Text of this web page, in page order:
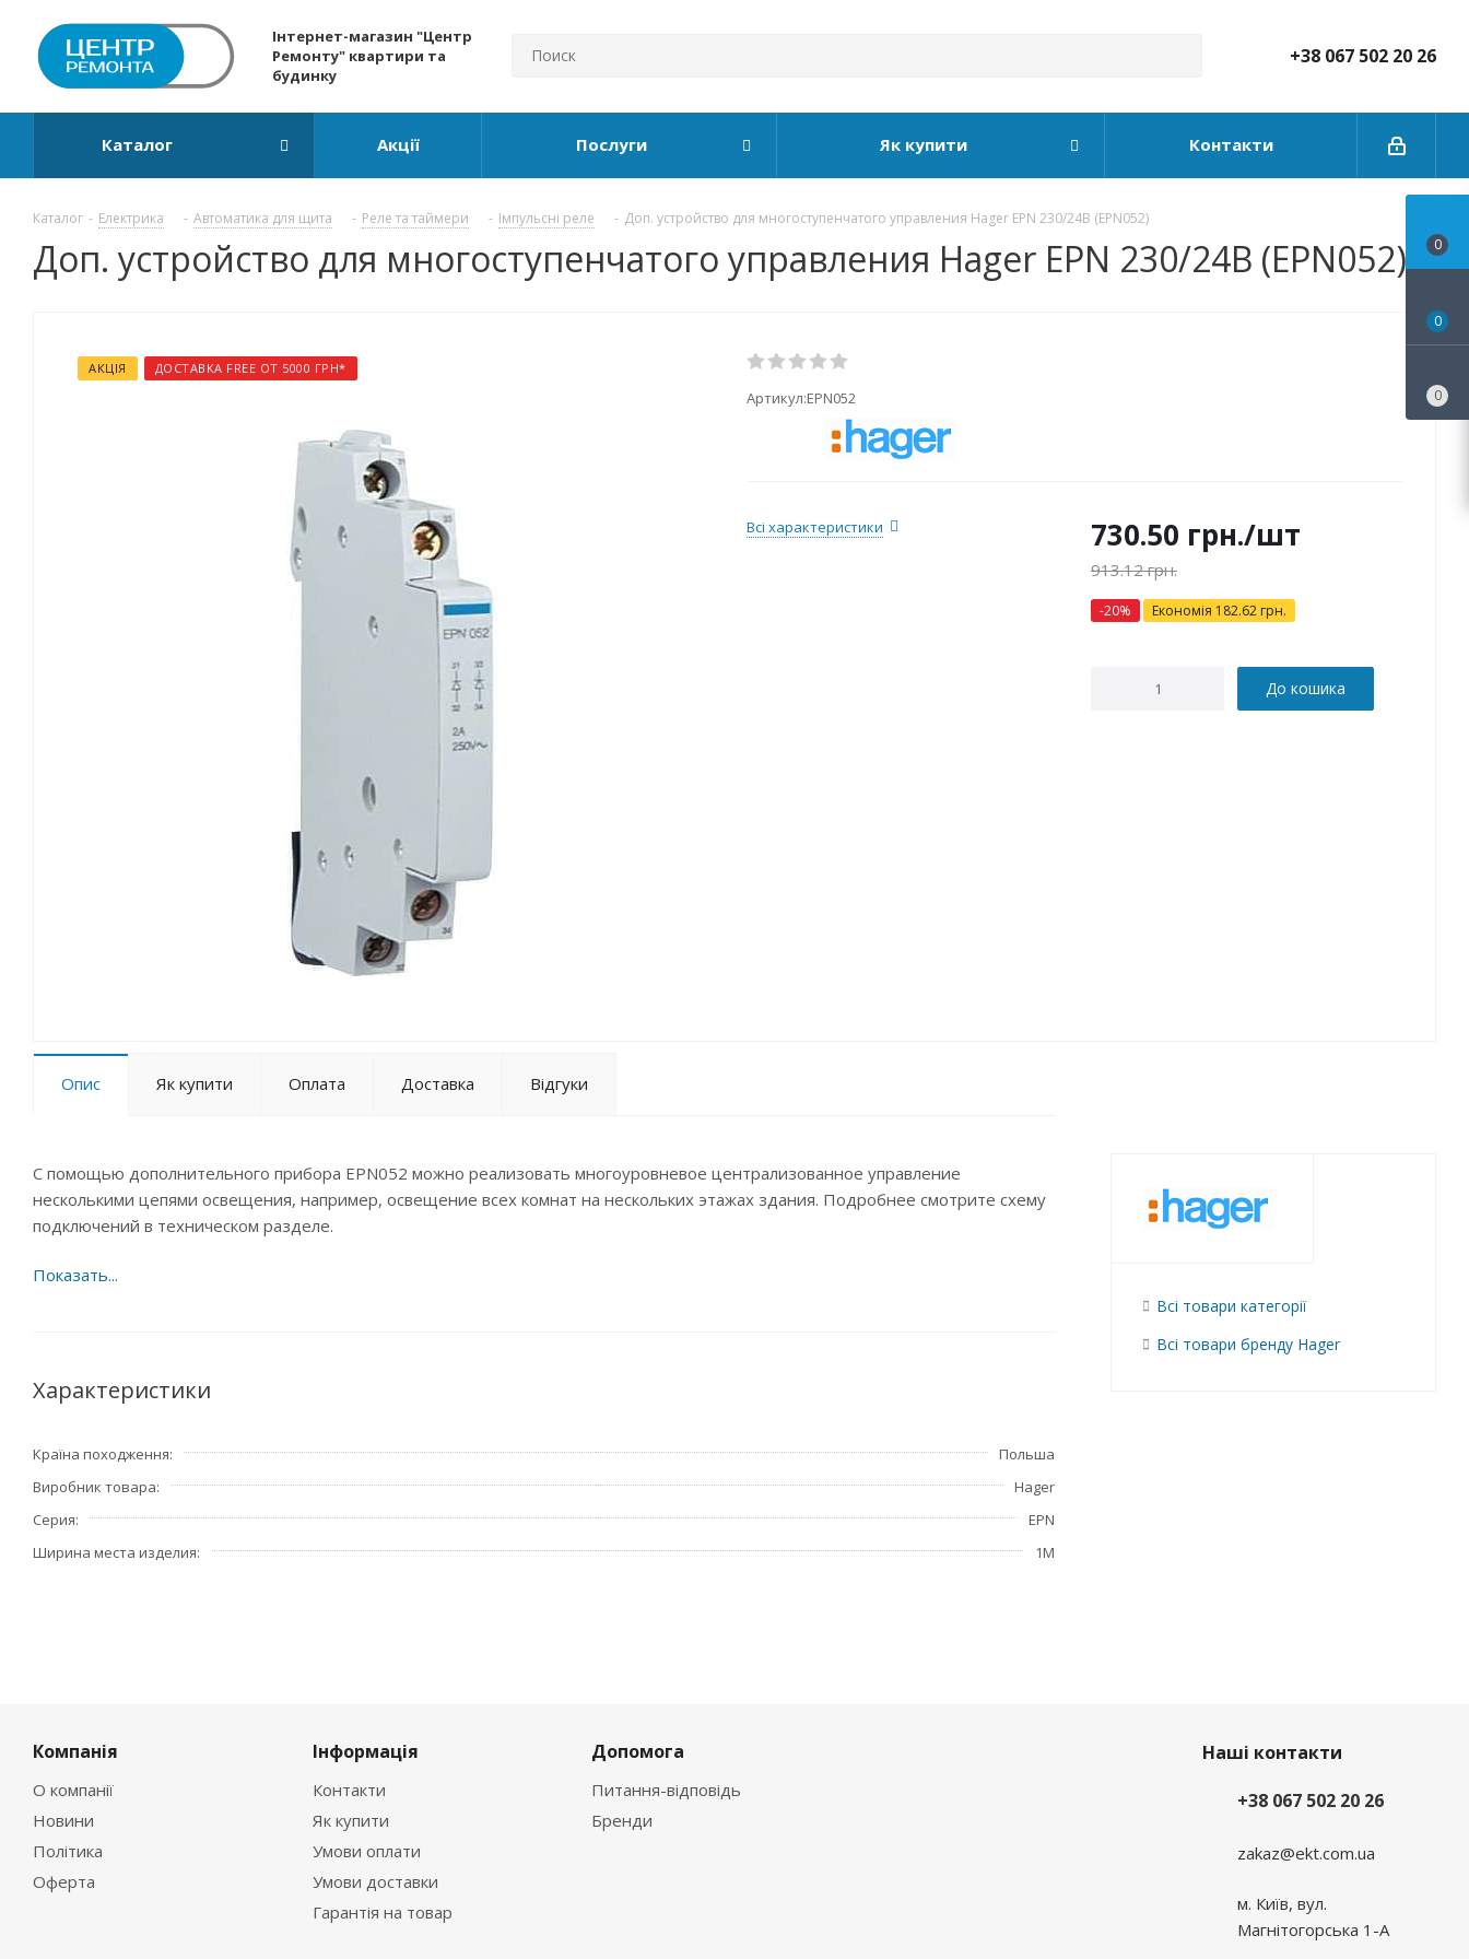
Інтернет-магазин "Центр
Ремонту" квартири та
будинку
+38 067 502 20 26
Каталог Акції Послуги Як купити Контакти
Каталог - Електрика - Автоматика для щита - Реле та таймери - Імпульсні реле - Доп. устройство для многоступенчатого управления Hager EPN 230/24В (EPN052)
Доп. устройство для многоступенчатого управления Hager EPN 230/24В (EPN052)
АКЦІЯ ДОСТАВКА FREE ОТ 5000 ГРН*
Артикул:EPN052
Всі характеристики 730.50 грн./шт
913.12грн.
-20% Економія 182.62 грн.
До кошика
Опис Як купити Оплата Доставка Відгуки
С помощью дополнительного прибора EPN052 можно реализовать многоуровневое централизованное управление
несколькими цепями освещения, например, освещение всех комнат на нескольких этажах здания. Подробнее смотрите схему
подключений в техническом разделе.
Характеристики
Країна походження
Польша
Виробник товара
Hager
Серия
EPN
Ширина места изделия
1М
Всі товари категорії
Всі товари бренду Hager
Компанія
О компанії
Новини
Політика
Оферта
Інформація
Контакти
Як купити
Умови оплати
Умови доставки
Гарантія на товар
Допомога
Питання-відповідь
Бренди
Наші контакти
+38 067 502 20 26
zakaz@ekt.com.ua
м. Київ, вул.
Магнітогорська 1-А
0
0
0